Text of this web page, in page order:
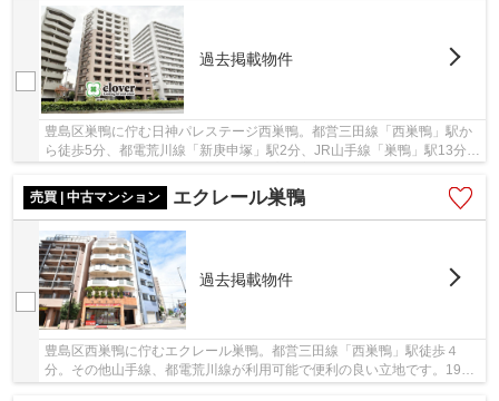
過去掲載物件
豊島区巣鴨に佇む日神パレステージ西巣鴨。都営三田線「西巣鴨」駅か
ら徒歩5分、都電荒川線「新庚申塚」駅2分、JR山手線「巣鴨」駅13分。
売買 | 中古マンション
エクレール巣鴨
過去掲載物件
豊島区西巣鴨に佇むエクレール巣鴨。都営三田線「西巣鴨」駅徒歩４
分。その他山手線、都電荒川線が利用可能で便利の良い立地です。1984